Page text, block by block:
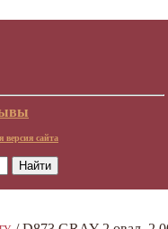
версия сайта